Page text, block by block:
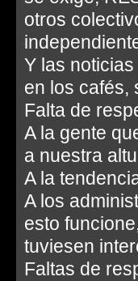
otros
Y las
en los cafés,
Falta de
A la gente
a nuestra
A la
A los
esto
tuviesen
Faltas de